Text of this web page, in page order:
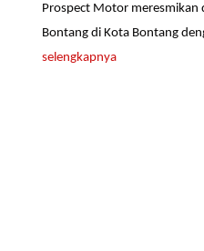
Prospect Motor meresmikan
Bontang di Kota Bontang
selengkapnya